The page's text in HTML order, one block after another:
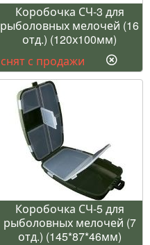
Коробочка СЧ-3 для
рыболовных мелочей (16
отд.) (120х100мм)
снят с продажи
Коробочка СЧ-5 для
рыболовных мелочей (7
отд.) (145*87*46мм)